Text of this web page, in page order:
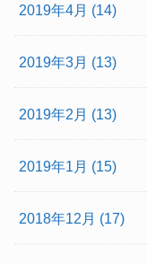
2019年4月 (14)
2019年3月 (13)
2019年2月 (13)
2019年1月 (15)
2018年12月 (17)